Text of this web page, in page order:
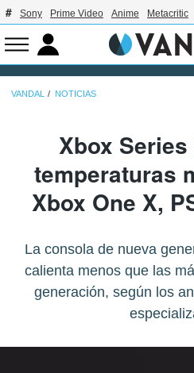
Sony Prime Video Anime Metacritic
VANDAL NOTICIAS
Xbox
temperaturas
Xbox One X,
La consola de nueva
calienta menos que las
generación, según los